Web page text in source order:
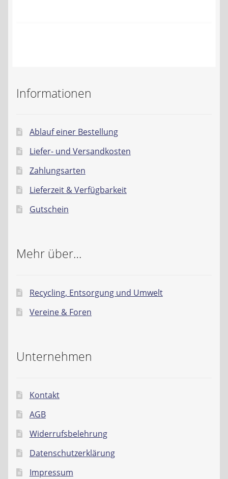
Datenschutzerklärung
Informationen
Ablauf einer Bestellung
Liefer- und Versandkosten
Zahlungsarten
Lieferzeit & Verfügbarkeit
Gutschein
Mehr über…
Recycling, Entsorgung und Umwelt
Vereine & Foren
Unternehmen
Kontakt
AGB
Widerrufsbelehrung
Datenschutzerklärung
Impressum